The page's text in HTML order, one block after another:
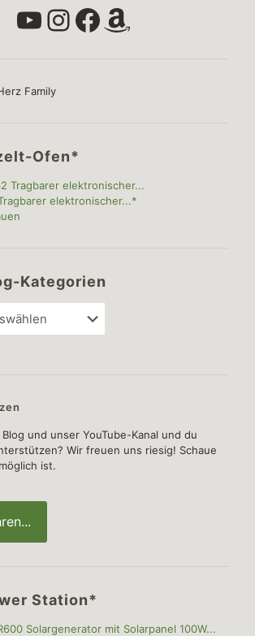
YouTube
Instagram
Facebook
Amazon
Ofen*
elektronischer...*
Kategorien
und unser YouTube-Kanal und du
Wir freuen uns riesig! Schaue
ist.
Station*